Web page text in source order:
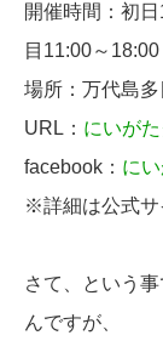
開催時間：初
目11:00～18:00
場所：万代島
URL： にいが
facebook： に
※詳細は公式サ
さて、という
んですが、